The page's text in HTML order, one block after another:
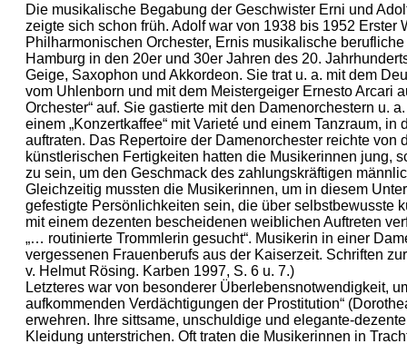
Die musikalische Begabung der Geschwister Erni und
zeigte sich schon früh. Adolf war von 1938 bis 1952 Erster
Philharmonischen Orchester, Ernis musikalische
Hamburg in den 20er und 30er Jahren des 20.
Geige, Saxophon und Akkordeon. Sie trat u. a. mit dem
vom Uhlenborn und mit dem Meistergeiger Ernesto Arcari
Orchester“ auf. Sie gastierte mit den Damenorchestern u.
einem „Konzertkaffee“ mit Varieté und einem Tanzraum,
auftraten. Das Repertoire der Damenorchester reichte von
künstlerischen Fertigkeiten hatten die Musikerinnen jung,
zu sein, um den Geschmack des zahlungskräftigen
Gleichzeitig mussten die Musikerinnen, um in diesem
gefestigte Persönlichkeiten sein, die über selbstbewusste
mit einem dezenten bescheidenen weiblichen Auftreten
„… routinierte Trommlerin gesucht“. Musikerin in einer
vergessenen Frauenberufs aus der Kaiserzeit. Schriften
v. Helmut Rösing. Karben 1997, S. 6 u. 7.)
Letzteres war von besonderer Überlebensnotwendigkeit,
aufkommenden Verdächtigungen der Prostitution“
erwehren. Ihre sittsame, unschuldige und elegante-
Kleidung unterstrichen. Oft traten die Musikerinnen in